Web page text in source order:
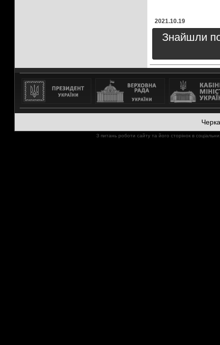
2021.10.19
Знайшли
З питань роботи сайту та його сторінок в